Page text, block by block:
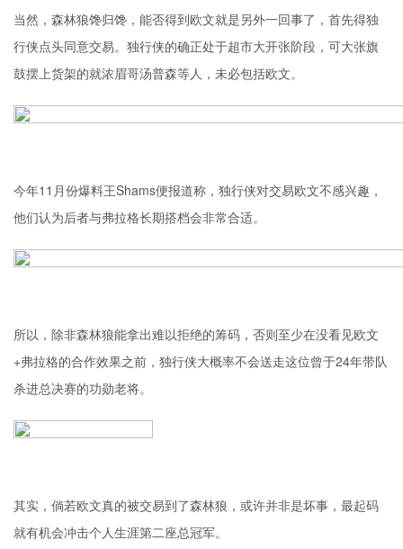
当然，森林狼馋归馋，能否得到欧文就是另外一回事了，首先得独
行侠点头同意交易。独行侠的确正处于超市大开张阶段，可大张旗
鼓摆上货架的就浓眉哥汤普森等人，未必包括欧文。
今年11月份爆料王Shams便报道称，独行侠对交易欧文不感兴趣，
他们认为后者与弗拉格长期搭档会非常合适。
所以，除非森林狼能拿出难以拒绝的筹码，否则至少在没看见欧文
+弗拉格的合作效果之前，独行侠大概率不会送走这位曾于24年带队
杀进总决赛的功勋老将。
其实，倘若欧文真的被交易到了森林狼，或许并非是坏事，最起码
就有机会冲击个人生涯第二座总冠军。